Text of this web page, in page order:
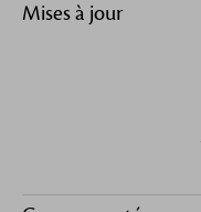
Mises à jour